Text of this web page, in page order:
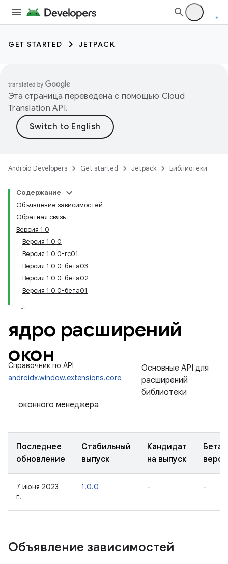
GET STARTED JETPACK
Эта страница переведена с помощью Cloud
Translation API.
Android Developers Get started Jetpack Библиотеки
Содержание
Объявление зависимостей
Обратная связь
Версия 1.0
Версия 1.0.0
Версия 1.0.0-rc01
Версия 1.0.0-бета03
Версия 1.0.0-бета02
Версия 1.0.0-бета01
ядро расширений
окон
Справочник по API
androidx.window.extensions.core
Основные API для
расширений
библиотеки
оконного менеджера
Последнее
обновление
Стабильный
выпуск
Кандидат
на выпуск
Бета-
7 июня 2023
г.
1.0.0 - -
Объявление зависимостей